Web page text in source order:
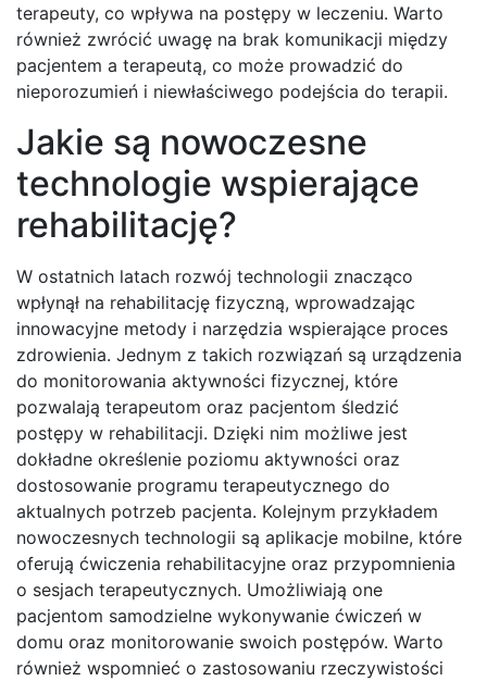
terapeuty, co wpływa na postępy w leczeniu. Warto
również zwrócić uwagę na brak komunikacji między
pacjentem a terapeutą, co może prowadzić do
nieporozumień i niewłaściwego podejścia do terapii.
Jakie są nowoczesne
technologie wspierające
rehabilitację?
W ostatnich latach rozwój technologii znacząco
wpłynął na rehabilitację fizyczną, wprowadzając
innowacyjne metody i narzędzia wspierające proces
zdrowienia. Jednym z takich rozwiązań są urządzenia
do monitorowania aktywności fizycznej, które
pozwalają terapeutom oraz pacjentom śledzić
postępy w rehabilitacji. Dzięki nim możliwe jest
dokładne określenie poziomu aktywności oraz
dostosowanie programu terapeutycznego do
aktualnych potrzeb pacjenta. Kolejnym przykładem
nowoczesnych technologii są aplikacje mobilne, które
oferują ćwiczenia rehabilitacyjne oraz przypomnienia
o sesjach terapeutycznych. Umożliwiają one
pacjentom samodzielne wykonywanie ćwiczeń w
domu oraz monitorowanie swoich postępów. Warto
również wspomnieć o zastosowaniu rzeczywistości